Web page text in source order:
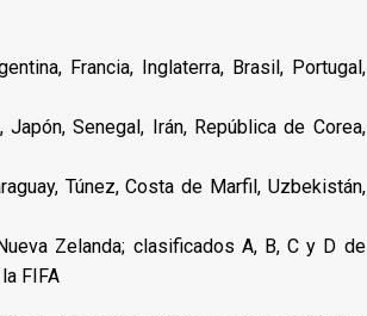
Francia, Inglaterra, Brasil, Portugal,
Japón, Senegal, Irán, República de Corea,
Túnez, Costa de Marfil, Uzbekistán,
Zelanda; clasificados A, B, C y D de
FIFA